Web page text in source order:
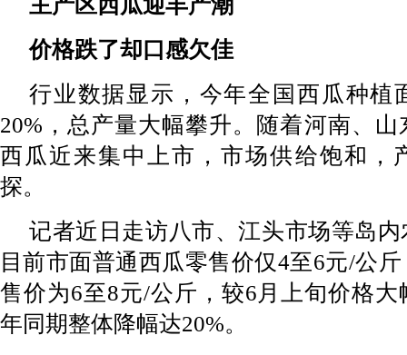
主产区西瓜迎丰产潮
价格跌了却口感欠佳
行业数据显示，今年全国西瓜种植
20%，总产量大幅攀升。随着河南、
西瓜近来集中上市，市场供给饱和，
探。
记者近日走访八市、江头市场等岛
目前市面普通西瓜零售价仅4至6元/公
售价为6至8元/公斤，较6月上旬价格大
年同期整体降幅达20%。